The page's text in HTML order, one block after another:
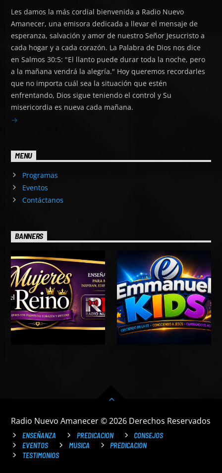
Les damos la más cordial bienvenida a Radio Nuevo
Amanecer, una emisora dedicada a llevar el mensaje de
esperanza, salvación y amor de nuestro Señor Jesucristo a
cada hogar y a cada corazón. La Palabra de Dios nos dice
en Salmos 30:5: "El llanto puede durar toda la noche, pero
a la mañana vendrá la alegría." Hoy queremos recordarles
que no importa cuál sea la situación que estén
enfrentando, Dios sigue teniendo el control y Su
misericordia es nueva cada mañana.
MENU
Programas
Eventos
Contáctanos
BANNERS
Radio Nuevo Amanecer © 2026 Derechos Reservados
ENSEÑANZA PREDICACION
CONSEJOS
EVENTOS
MUSICA
PREDICACION
TESTIMONIOS